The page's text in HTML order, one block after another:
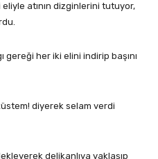
atının dizginlerini tutuyor,
gereği her iki elini indirip başını
diyerek selam verdi
delikanlıya yaklaşıp